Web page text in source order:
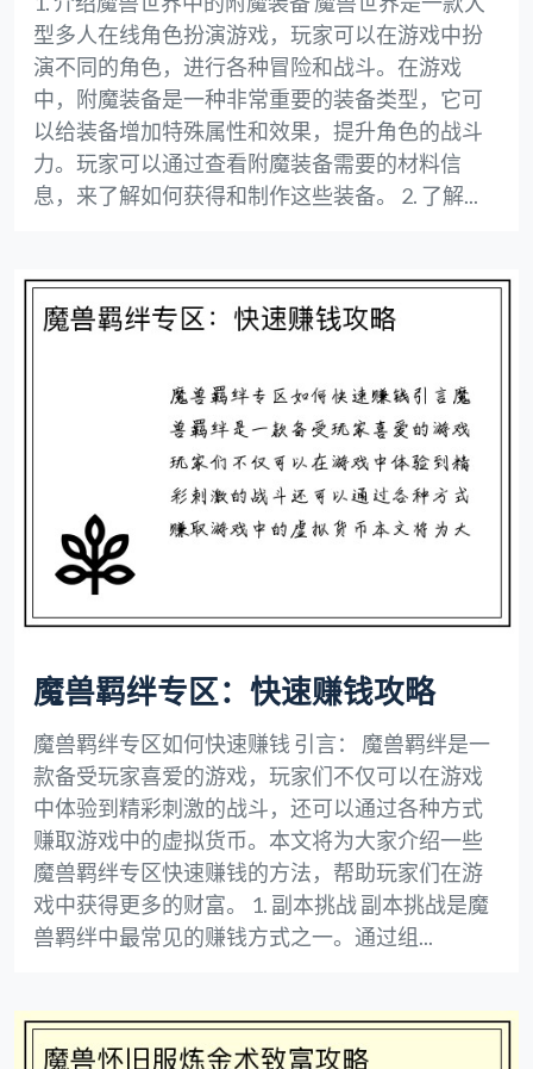
型多人在线角色扮演游戏，玩家可以在游戏中扮
演不同的角色，进行各种冒险和战斗。在游戏
中，附魔装备是一种非常重要的装备类型，它可
以给装备增加特殊属性和效果，提升角色的战斗
力。玩家可以通过查看附魔装备需要的材料信
息，来了解如何获得和制作这些装备。 2. 了解...
魔兽羁绊专区：快速赚钱攻略
魔兽羁绊专区如何快速赚钱 引言： 魔兽羁绊是一
款备受玩家喜爱的游戏，玩家们不仅可以在游戏
中体验到精彩刺激的战斗，还可以通过各种方式
赚取游戏中的虚拟货币。本文将为大家介绍一些
魔兽羁绊专区快速赚钱的方法，帮助玩家们在游
戏中获得更多的财富。 1. 副本挑战 副本挑战是魔
兽羁绊中最常见的赚钱方式之一。通过组...